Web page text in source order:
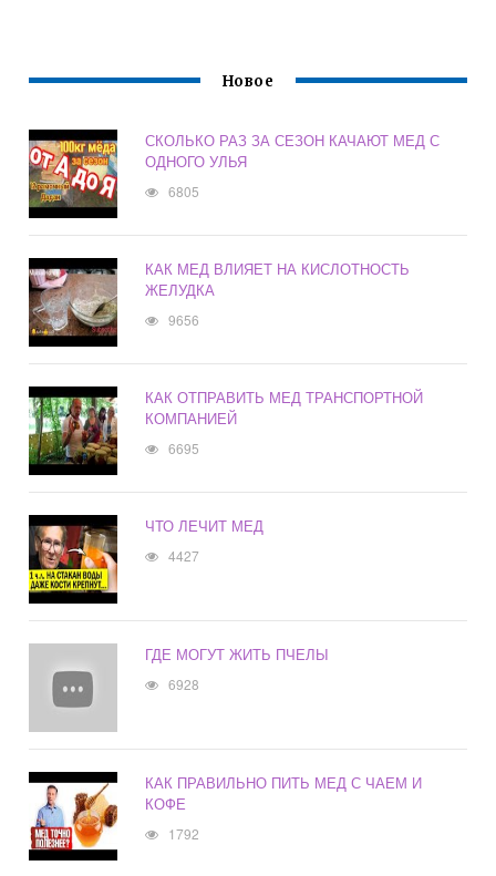
Новое
СКОЛЬКО РАЗ ЗА СЕЗОН КАЧАЮТ МЕД С
ОДНОГО УЛЬЯ
6805
КАК МЕД ВЛИЯЕТ НА КИСЛОТНОСТЬ
ЖЕЛУДКА
9656
КАК ОТПРАВИТЬ МЕД ТРАНСПОРТНОЙ
КОМПАНИЕЙ
6695
ЧТО ЛЕЧИТ МЕД
4427
ГДЕ МОГУТ ЖИТЬ ПЧЕЛЫ
6928
КАК ПРАВИЛЬНО ПИТЬ МЕД С ЧАЕМ И
КОФЕ
1792